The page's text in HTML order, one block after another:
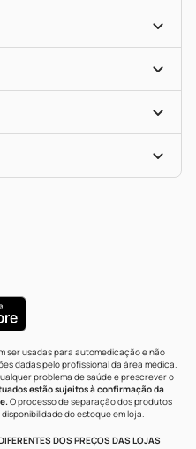
ser usadas para automedicação e não
dadas pelo profissional da área médica.
problema de saúde e prescrever o
estão sujeitos à confirmação da
O processo de separação dos produtos
do estoque em loja.
DOS PREÇOS DAS LOJAS